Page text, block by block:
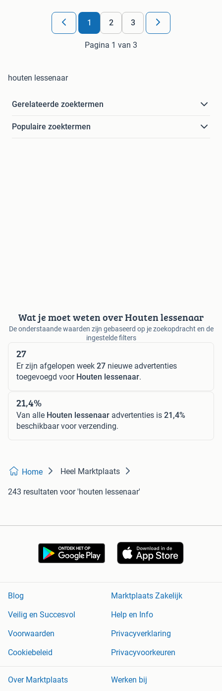
1 2 3
Pagina 1 van 3
houten lessenaar
Gerelateerde zoektermen
Populaire zoektermen
Wat je moet weten over Houten lessenaar
De onderstaande waarden zijn gebaseerd op je zoekopdracht en de
ingestelde filters
27
Er zijn afgelopen week 27 nieuwe advertenties
toegevoegd voor Houten lessenaar.
21,4%
Van alle Houten lessenaar advertenties is 21,4%
beschikbaar voor verzending.
Home Heel Marktplaats
243 resultaten voor 'houten lessenaar'
Blog
Marktplaats Zakelijk
Veilig en Succesvol
Help en Info
Voorwaarden
Privacyverklaring
Cookiebeleid
Privacyvoorkeuren
Over Marktplaats Werken bij